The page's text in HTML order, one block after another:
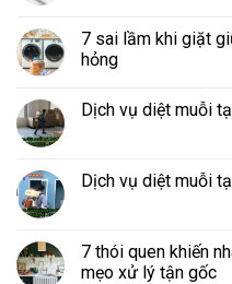
7 sai lầm khi giặt
hỏng
Dịch vụ diệt muỗi
Dịch vụ diệt muỗi
7 thói quen khiến
mẹo xử lý tận gốc